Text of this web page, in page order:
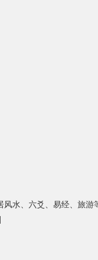
水、六爻、易经、旅